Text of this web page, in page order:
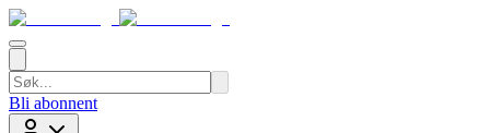
Bli abonnent